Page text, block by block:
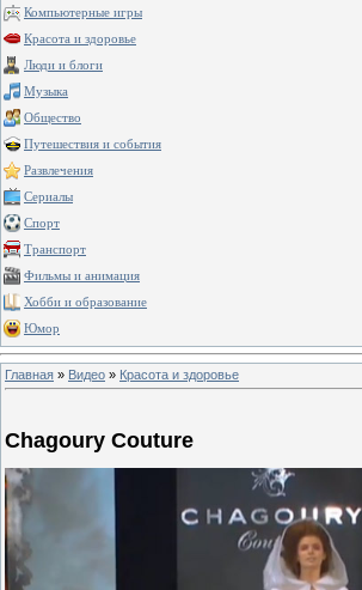
Компьютерные игры
Красота и здоровье
Люди и блоги
Музыка
Общество
Путешествия и события
Развлечения
Сериалы
Спорт
Транспорт
Фильмы и анимация
Хобби и образование
Юмор
Главная » Видео » Красота и здоровье
Chagoury Couture